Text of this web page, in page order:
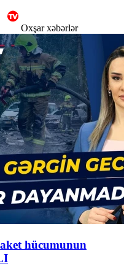
Oxşar xəbərlər
hücumunun